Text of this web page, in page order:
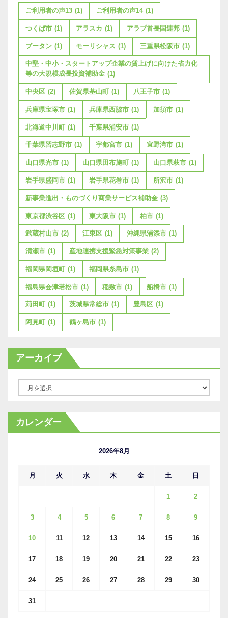
ご利用者の声13 (1) ご利用者の声14 (1)
つくば市 (1) アラスカ (1) アラブ首長国連邦 (1)
ブータン (1) モーリシャス (1) 三重県松阪市 (1)
中堅・中小・スタートアップ企業の賃上げに向けた省力化
等の大規模成長投資補助金 (1)
中央区 (2) 佐賀県基山町 (1) 八王子市 (1)
兵庫県宝塚市 (1) 兵庫県西脇市 (1) 加須市 (1)
北海道中川町 (1) 千葉県浦安市 (1)
千葉県習志野市 (1) 宇都宮市 (1) 宜野湾市 (1)
山口県光市 (1) 山口県田布施町 (1) 山口県萩市 (1)
岩手県盛岡市 (1) 岩手県花巻市 (1) 所沢市 (1)
新事業進出・ものづくり商業サービス補助金 (3)
東京都渋谷区 (1) 東大阪市 (1) 柏市 (1)
武蔵村山市 (2) 江東区 (1) 沖縄県浦添市 (1)
清瀬市 (1) 産地連携支援緊急対策事業 (2)
福岡県岡垣町 (1) 福岡県糸島市 (1)
福島県会津若松市 (1) 稲敷市 (1) 船橋市 (1)
苅田町 (1) 茨城県常総市 (1) 豊島区 (1)
阿見町 (1) 鶴ヶ島市 (1)
アーカイブ
カ
イ
カレンダー
2026年8月
月 火 水 木 金 土 日
1 2
3 4 5 6 7 8 9
10 11 12 13 14 15 16
17 18 19 20 21 22 23
24 25 26 27 28 29 30
31